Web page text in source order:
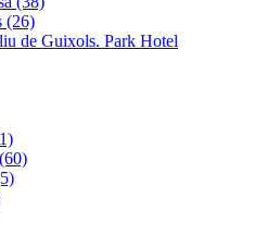
(26)
de Guixols. Park Hotel